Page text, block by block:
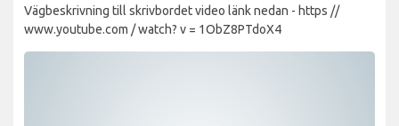
Vägbeskrivning till skrivbordet video länk nedan - https //
www.youtube.com / watch? v = 1ObZ8PTdoX4